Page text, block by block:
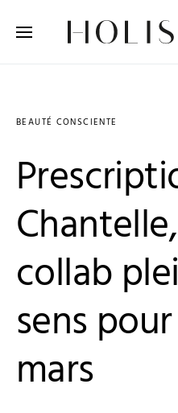
BEAUTÉ CONSCIENTE
collab
sens
mars